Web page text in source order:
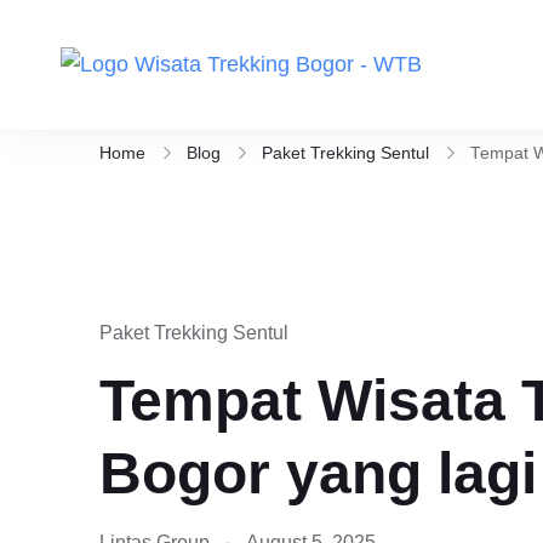
Wisata
Aktivitas
Home Blog Paket Trekking Sentul Tempat
Paket Trekking Sentul
Tempat Wisata
Bogor yang